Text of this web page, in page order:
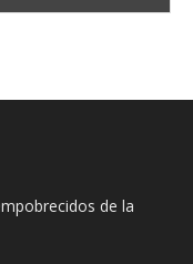
de la